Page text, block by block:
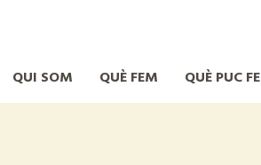
QUI SOM QUÈ FEM QUÈ PUC